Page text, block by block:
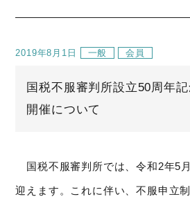
2019年8月1日 一般 会員
国税不服審判所設立50周年
開催について
国税不服審判所では、令和2年5
迎えます。これに伴い、不服申立